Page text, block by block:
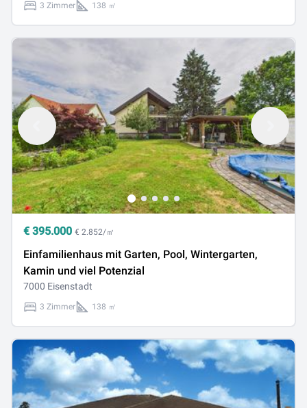
3 Zimmer 138 ㎡
€ 395.000 € 2.852/㎡
Einfamilienhaus mit Garten, Pool, Wintergarten,
Kamin und viel Potenzial
7000 Eisenstadt
3 Zimmer 138 ㎡